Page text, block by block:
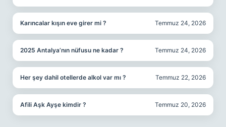
Karıncalar kışın eve girer mi ? Temmuz 24, 2026
2025 Antalya’nın nüfusu ne kadar ? Temmuz 24, 2026
Her şey dahil otellerde alkol var mı ? Temmuz 22, 2026
Afili Aşk Ayşe kimdir ? Temmuz 20, 2026